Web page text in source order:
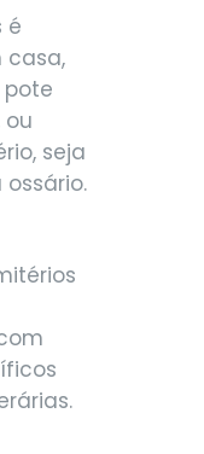
é
casa,
ou
seja